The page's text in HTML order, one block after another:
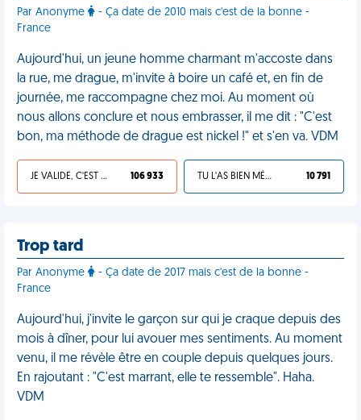
Par Anonyme
- Ça date de 2010 mais c'est de la bonne -
France
Aujourd'hui, un jeune homme charmant m'accoste dans
la rue, me drague, m'invite à boire un café et, en fin de
journée, me raccompagne chez moi. Au moment où
nous allons conclure et nous embrasser, il me dit : "C'est
bon, ma méthode de drague est nickel !" et s'en va. VDM
JE VALIDE, C'EST UNE VDM 106 933 TU L'AS BIEN MÉRITÉ 10 791
Trop tard
Par Anonyme
- Ça date de 2017 mais c'est de la bonne -
France
Aujourd'hui, j'invite le garçon sur qui je craque depuis des
mois à dîner, pour lui avouer mes sentiments. Au moment
venu, il me révèle être en couple depuis quelques jours.
En rajoutant : "C'est marrant, elle te ressemble". Haha.
VDM